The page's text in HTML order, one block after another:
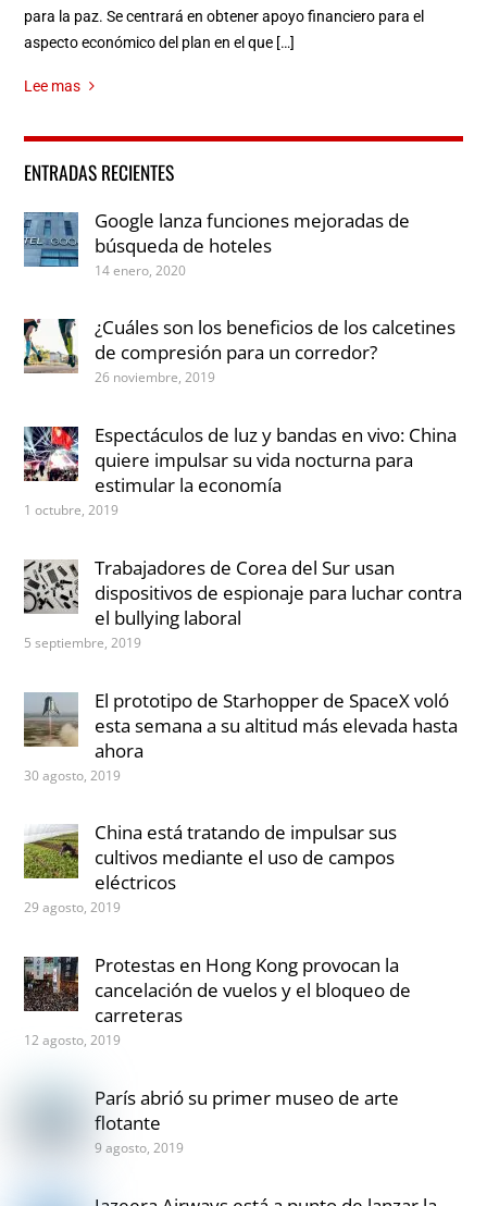
para la paz. Se centrará en obtener apoyo financiero para el
aspecto económico del plan en el que […]
Lee mas
ENTRADAS RECIENTES
Google lanza funciones mejoradas de
búsqueda de hoteles
14 enero, 2020
¿Cuáles son los beneficios de los calcetines
de compresión para un corredor?
26 noviembre, 2019
Espectáculos de luz y bandas en vivo: China
quiere impulsar su vida nocturna para
estimular la economía
1 octubre, 2019
Trabajadores de Corea del Sur usan
dispositivos de espionaje para luchar contra
el bullying laboral
5 septiembre, 2019
El prototipo de Starhopper de SpaceX voló
esta semana a su altitud más elevada hasta
ahora
30 agosto, 2019
China está tratando de impulsar sus
cultivos mediante el uso de campos
eléctricos
29 agosto, 2019
Protestas en Hong Kong provocan la
cancelación de vuelos y el bloqueo de
carreteras
12 agosto, 2019
París abrió su primer museo de arte
flotante
9 agosto, 2019